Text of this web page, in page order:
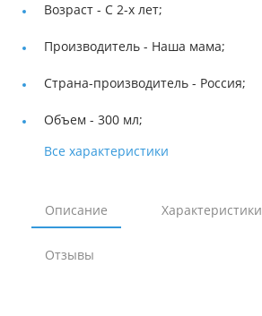
Возраст - С 2-х лет;
Производитель - Наша мама;
Страна-производитель - Россия;
Объем - 300 мл;
Все характеристики
Описание Характеристики
Отзывы